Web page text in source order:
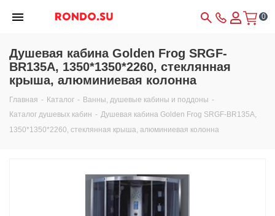
0
Душевая кабина Golden Frog SRGF-
BR135A, 1350*1350*2260, стеклянная
крыша, алюминиевая колонна
Главная - Каталог - Ванны, душевые кабины и поддоны -
Каталог душевых кабин - Душевая кабина Golden Frog SRGF-BR135A,
1350*1350*2260, стеклянная крыша, алюминиевая колонна